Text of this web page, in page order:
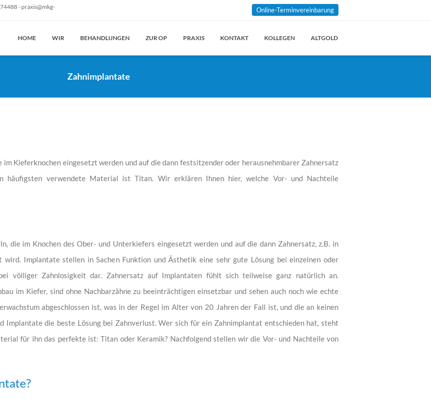
- praxis@mkg-
Online-Terminvereinbarung
HOME WIR BEHANDLUNGEN ZUR OP PRAXIS KONTAKT KOLLEGEN ALTGOLD
Zahnimplantate
Kieferknochen eingesetzt werden und auf die dann festsitzender oder herausnehmbarer Zahnersatz
verwendete Material ist Titan. Wir erklären Ihnen hier, welche Vor- und Nachteile
die im Knochen des Ober- und Unterkiefers eingesetzt werden und auf die dann Zahnersatz, z.B. in
wird. Implantate stellen in Sachen Funktion und Ästhetik eine sehr gute Lösung bei einzelnen oder
völliger Zahnlosigkeit dar. Zahnersatz auf Implantaten fühlt sich teilweise ganz natürlich an.
im Kiefer, sind ohne Nachbarzähne zu beeinträchtigen einsetzbar und sehen auch noch wie echte
abgeschlossen ist, was in der Regel im Alter von 20 Jahren der Fall ist, und die an keinen
Implantate die beste Lösung bei Zahnverlust. Wer sich für ein Zahnimplantat entschieden hat, steht
für ihn das perfekte ist: Titan oder Keramik? Nachfolgend stellen wir die Vor- und Nachteile von